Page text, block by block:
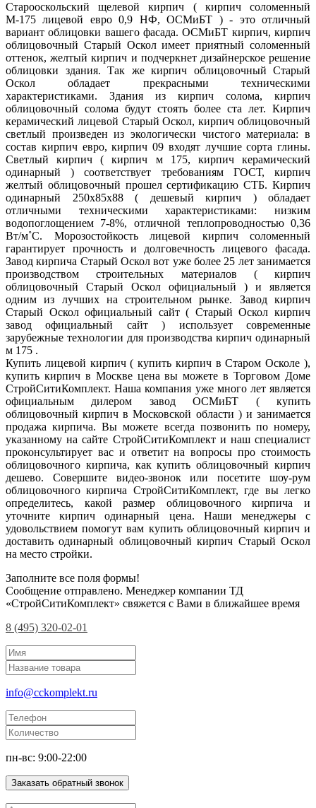
Старооскольский щелевой кирпич ( кирпич соломенный
М-175 лицевой евро 0,9 НФ, ОСМиБТ ) - это отличный
вариант облицовки вашего фасада. ОСМиБТ кирпич, кирпич
облицовочный Старый Оскол имеет приятный соломенный
оттенок, желтый кирпич и подчеркнет дизайнерское решение
облицовки здания. Так же кирпич облицовочный Старый
Оскол обладает прекрасными техническими
характеристиками. Здания из кирпич солома, кирпич
облицовочный солома будут стоять более ста лет. Кирпич
керамический лицевой Старый Оскол, кирпич облицовочный
светлый произведен из экологически чистого материала: в
состав кирпич евро, кирпич 09 входят лучшие сорта глины.
Светлый кирпич ( кирпич м 175, кирпич керамический
одинарный ) соответствует требованиям ГОСТ, кирпич
желтый облицовочный прошел сертификацию СТБ. Кирпич
одинарный 250х85х88 ( дешевый кирпич ) обладает
отличными техническими характеристиками: низким
водопоглощением 7-8%, отличной теплопроводностью 0,36
Вт/м˚С. Морозостойкость лицевой кирпич соломенный
гарантирует прочность и долговечность лицевого фасада.
Завод кирпича Старый Оскол вот уже более 25 лет занимается
производством строительных материалов ( кирпич
облицовочный Старый Оскол официальный ) и является
одним из лучших на строительном рынке. Завод кирпич
Старый Оскол официальный сайт ( Старый Оскол кирпич
завод официальный сайт ) использует современные
зарубежные технологии для производства кирпич одинарный
м 175 .
Купить лицевой кирпич ( купить кирпич в Старом Осколе ),
купить кирпич в Москве цена вы можете в Торговом Доме
СтройСитиКомплект. Наша компания уже много лет является
официальным дилером завод ОСМиБТ ( купить
облицовочный кирпич в Московской области ) и занимается
продажа кирпича. Вы можете всегда позвонить по номеру,
указанному на сайте СтройСитиКомплект и наш специалист
проконсультирует вас и ответит на вопросы про стоимость
облицовочного кирпича, как купить облицовочный кирпич
дешево. Совершите видео-звонок или посетите шоу-рум
облицовочного кирпича СтройСитиКомплект, где вы легко
определитесь, какой размер облицовочного кирпича и
уточните кирпич одинарный цена. Наши менеджеры с
удовольствием помогут вам купить облицовочный кирпич и
доставить одинарный облицовочный кирпич Старый Оскол
на место стройки.
Заполните все поля формы!
Сообщение отправлено. Менеджер компании ТД
«СтройСитиКомплект» свяжется с Вами в ближайшее время
8 (495) 320-02-01
info@cckomplekt.ru
пн-вс: 9:00-22:00
Заказать обратный звонок